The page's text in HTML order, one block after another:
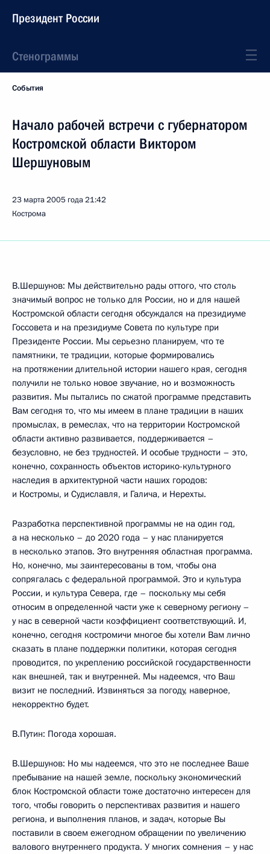
Президент России
Стенограммы
События
Начало рабочей встречи с губернатором
Костромской области Виктором
Шершуновым
23 марта 2005 года21:42
Кострома
В.Шершунов: Мы действительно рады оттого, что столь
значимый вопрос не только для России, но и для нашей
Костромской области сегодня обсуждался на президиуме
Госсовета и на президиуме Совета по культуре при
Президенте России. Мы серьезно планируем, что те
памятники, те традиции, которые формировались
на протяжении длительной истории нашего края, сегодня
получили не только новое звучание, но и возможность
развития. Мы пытались по сжатой программе представить
Вам сегодня то, что мы имеем в плане традиции в наших
промыслах, в ремеслах, что на территории Костромской
области активно развивается, поддерживается –
безусловно, не без трудностей. И особые трудности – это,
конечно, сохранность объектов историко-культурного
наследия в архитектурной части наших городов:
и Костромы, и Судиславля, и Галича, и Нерехты.
Разработка перспективной программы не на один год,
а на несколько – до 2020 года – у нас планируется
в несколько этапов. Это внутренняя областная программа.
Но, конечно, мы заинтересованы в том, чтобы она
сопрягалась с федеральной программой. Это и культура
России, и культура Севера, где – поскольку мы себя
относим в определенной части уже к северному региону –
у нас в северной части коэффициент соответствующий. И,
конечно, сегодня костромичи многое бы хотели Вам лично
сказать в плане поддержки политики, которая сегодня
проводится, по укреплению российской государственности
как внешней, так и внутренней. Мы надеемся, что Ваш
визит не последний. Извиняться за погоду, наверное,
некорректно будет.
В.Путин: Погода хорошая.
В.Шершунов: Но мы надеемся, что это не последнее Ваше
пребывание на нашей земле, поскольку экономический
блок Костромской области тоже достаточно интересен для
того, чтобы говорить о перспективах развития и нашего
региона, и выполнения планов, и задач, которые Вы
поставили в своем ежегодном обращении по увеличению
валового внутреннего продукта. У многих сомнения – у нас